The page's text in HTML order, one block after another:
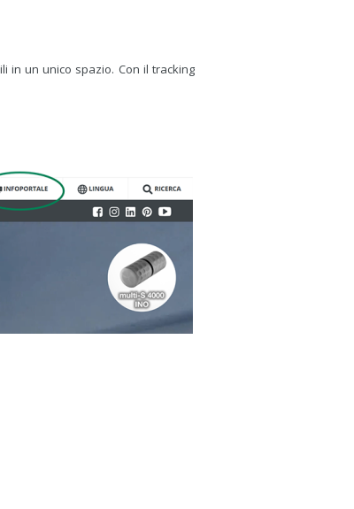
in un unico spazio. Con il tracking